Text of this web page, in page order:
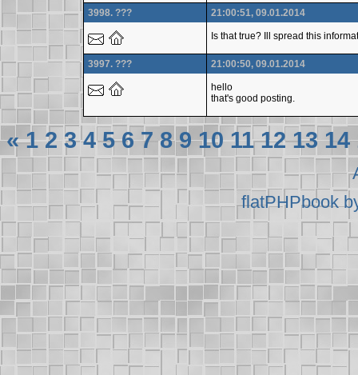
3998. ??? 21:00:51, 09.01.2014
Is that true? Ill spread this
3997. ??? 21:00:50, 09.01.2014
hello
that's good posting.
« 1 2 3 4 5 6 7 8 9 10 11 12 13 14
flatPHPbook